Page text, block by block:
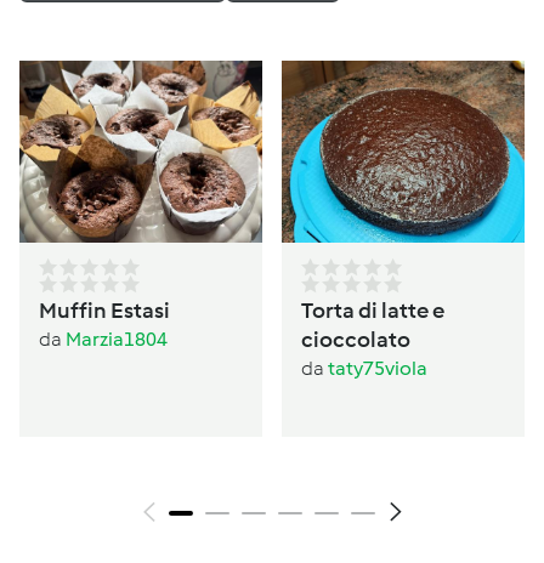
Muffin Estasi
da Marzia1804
Torta di latte e
cioccolato
da taty75viola